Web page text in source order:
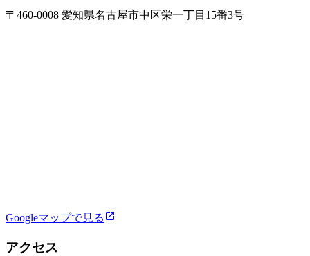
〒460-0008 愛知県名古屋市中区栄一丁目15番3号
Googleマップで見る
アクセス